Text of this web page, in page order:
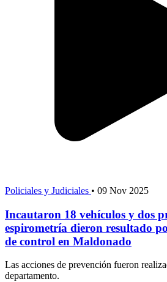
Policiales y Judiciales • 09 Nov 2025
Incautaron 18 vehículos y dos
espirometría dieron resultado
de control en Maldonado
Las acciones de prevención fueron
departamento.